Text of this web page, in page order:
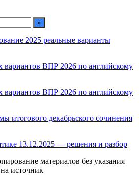
2025 реальные варианты
вариантов ВПР 2026 по английскому
вариантов ВПР 2026 по английскому
итогового декабрьского сочинения
13.12.2025 — решения и разбор
материалов без указания
источник